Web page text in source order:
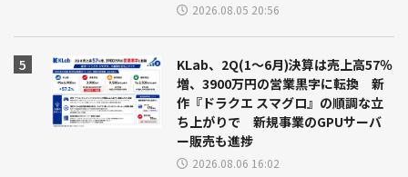
2026.08.05 20:56
KLab、2Q(1～6月)決算は売上高57％
増、3900万円の営業黒字に転換 新
作『ドラクエ スマグロ』の順調な立
ち上がりで 新規事業のGPUサーバ
ー販売も進捗
2026.08.06 16:02